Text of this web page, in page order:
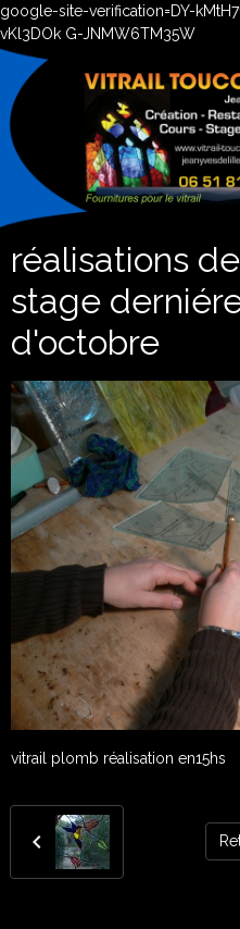
google-site-verification=DY-
vKl3DOk G-JNMW6TM35W
réalisations
stage
d'octobre
vitrail plomb réalisation en15hs